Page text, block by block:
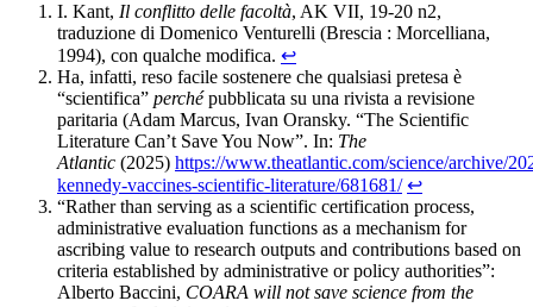
I. Kant, Il conflitto delle facoltà, AK VII, 19-20 n2,
traduzione di Domenico Venturelli (Brescia : Morcelliana,
1994), con qualche modifica. ↩︎
Ha, infatti, reso facile sostenere che qualsiasi pretesa è
“scientifica” perchépubblicata su una rivista a revisione
paritaria (Adam Marcus, Ivan Oransky. “The Scientific
Literature Can’t Save You Now”. In: The
Atlantic (2025) https://www.theatlantic.com/science/archive/
kennedy-vaccines-scientific-literature/681681/ ↩︎
“Rather than serving as a scientific certification process,
administrative evaluation functions as a mechanism for
ascribing value to research outputs and contributions based on
criteria established by administrative or policy authorities”:
Alberto Baccini, COARA will not save science from the